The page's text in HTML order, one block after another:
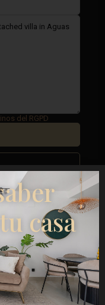
del RGPD
casa